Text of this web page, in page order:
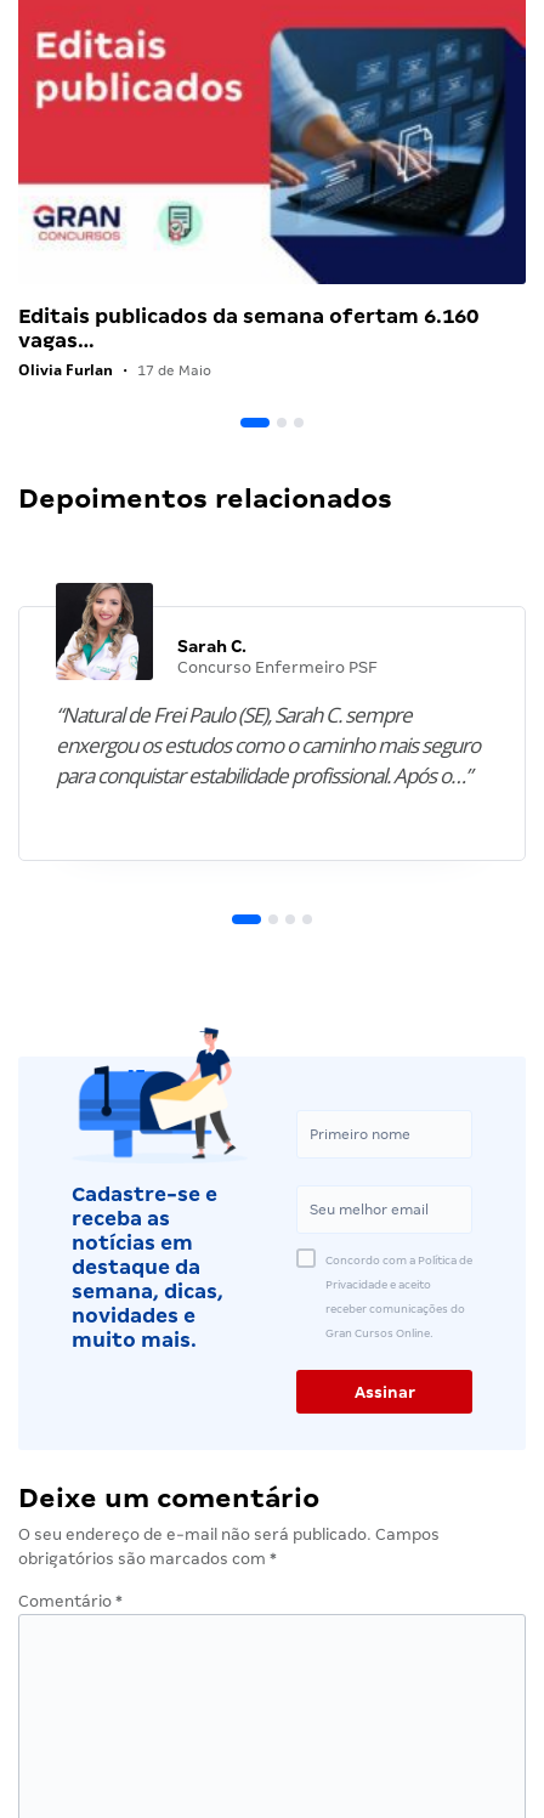
Editais publicados da semana ofertam 6.160
vagas…
Olivia Furlan • 17 de Maio
Depoimentos relacionados
Sarah C.
Concurso Enfermeiro PSF
“Natural de Frei Paulo (SE), Sarah C. sempre
enxergou os estudos como o caminho mais seguro
para conquistar estabilidade profissional. Após o…”
Cadastre-se e
receba as
notícias em
destaque da
semana, dicas,
novidades e
muito mais.
Concordo com a Política de
Privacidade e aceito
receber comunicações do
Gran Cursos Online.
Deixe um comentário
O seu endereço de e-mail não será publicado. Campos
obrigatórios são marcados com *
Comentário *